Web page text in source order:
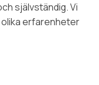
självständig. Vi
erfarenheter